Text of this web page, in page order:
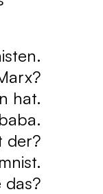
hat.
der?
das?